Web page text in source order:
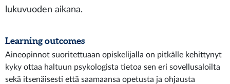
lukuvuoden aikana.
Learning outcomes
Aineopinnot suoritettuaan opiskelijalla on pitkälle kehittynyt
kyky ottaa haltuun psykologista tietoa sen eri sovellusaloilta
sekä itsenäisesti että saamaansa opetusta ja ohjausta